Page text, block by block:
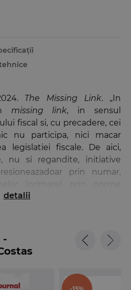
The Missing Link. „In
missing link, in sensul
fiscal si, cu precadere, cei
nu participa, nici macar
legislatiei fiscale. De aici,
nu si regandite, initiative
prin numar,
esecuri jurisprudentiale
Este, cred, una dintre
administratiei noastre, care
si numeric.”
detalii
-